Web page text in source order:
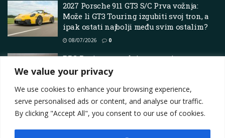
We value your privacy
We use cookies to enhance your browsing experience,
serve personalised ads or content, and analyse our traffic.
By clicking "Accept All", you consent to our use of cookies.
2027 Porsche 911 GT3 S/C Prva vožnja:
Može li GT3 Touring izgubiti svoj tron, a
ipak ostati najbolji među svim ostalim?
08/07/2026 0
BRC Racing potvrđuje potpuni program
TCR Europe